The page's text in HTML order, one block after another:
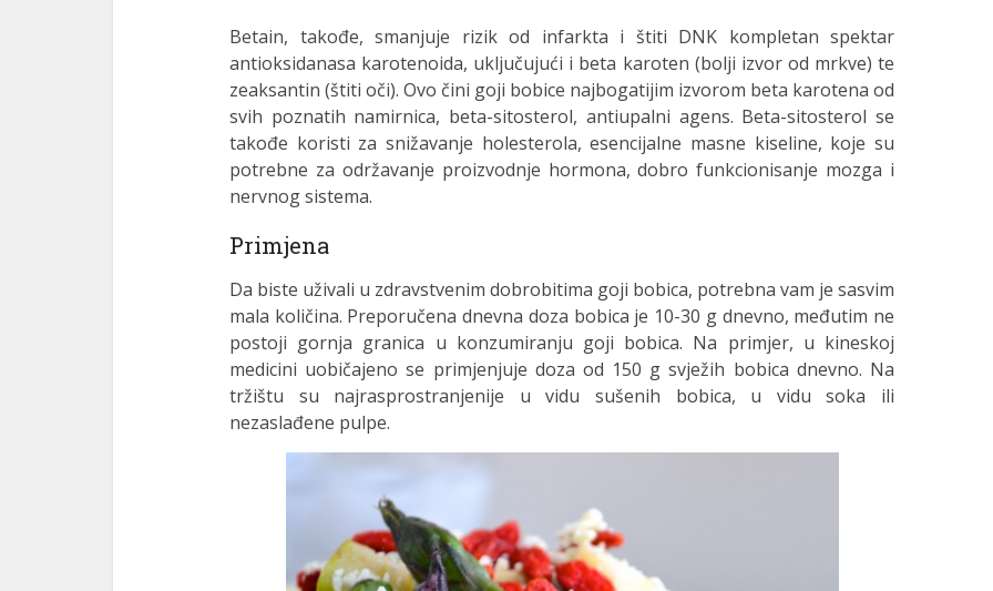
Betain, takođe, smanjuje rizik od infarkta i štiti DNK kompletan spektar
antioksidanasa karotenoida, uključujući i beta karoten (bolji izvor od mrkve) te
zeaksantin (štiti oči). Ovo čini goji bobice najbogatijim izvorom beta karotena od
svih poznatih namirnica, beta-sitosterol, antiupalni agens. Beta-sitosterol se
takođe koristi za snižavanje holesterola, esencijalne masne kiseline, koje su
potrebne za održavanje proizvodnje hormona, dobro funkcionisanje mozga i
nervnog sistema.
Primjena
Da biste uživali u zdravstvenim dobrobitima goji bobica, potrebna vam je sasvim
mala količina. Preporučena dnevna doza bobica je 10-30 g dnevno, međutim ne
postoji gornja granica u konzumiranju goji bobica. Na primjer, u kineskoj
medicini uobičajeno se primjenjuje doza od 150 g svježih bobica dnevno. Na
tržištu su najrasprostranjenije u vidu sušenih bobica, u vidu soka ili
nezaslađene pulpe.